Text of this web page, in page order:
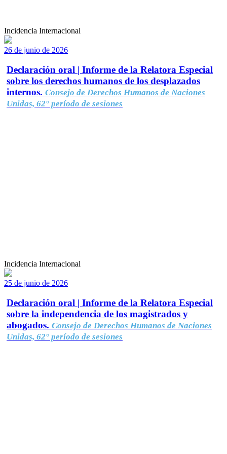
Incidencia Internacional
26 de junio de 2026
Declaración oral | Informe de la Relatora Especial
sobre los derechos humanos de los desplazados
internos. Consejo de Derechos Humanos de Naciones
Unidas, 62° período de sesiones
Incidencia Internacional
25 de junio de 2026
Declaración oral | Informe de la Relatora Especial
sobre la independencia de los magistrados y
abogados. Consejo de Derechos Humanos de Naciones
Unidas, 62° período de sesiones